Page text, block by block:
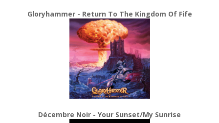
Gloryhammer - Return To The Kingdom Of Fife
Décembre Noir - Your Sunset/My Sunrise